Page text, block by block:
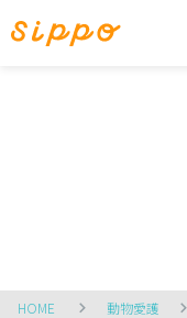
HOME 動物愛護